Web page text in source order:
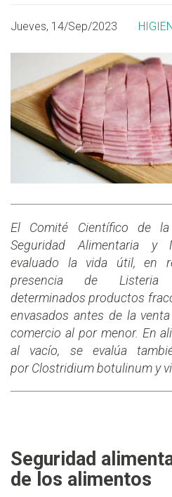
Jueves, 14/Sep/2023
El Comité Científico de
Seguridad Alimentaria y
evaluado la vida útil, en
presencia de Listeria
determinados productos
envasados antes de la
comercio al por menor. En
al vacío, se evalúa
por Clostridium botulinum y
Seguridad
de los alimentos